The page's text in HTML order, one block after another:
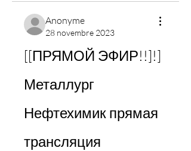
Anonyme
28 novembre 2023
[[ПРЯМОЙ ЭФИР!!]!]
Металлург
Нефтехимик прямая
трансляция